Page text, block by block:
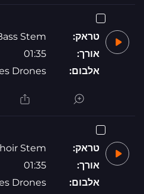
טראק:
Stem
אורך:
01:35
אלבום:
Drones
טראק:
Stem
אורך:
01:35
אלבום:
Drones